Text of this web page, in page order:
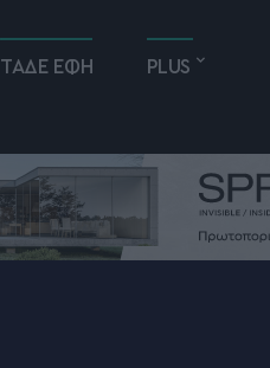
ΤΑΔΕ ΕΦΗ PLUS